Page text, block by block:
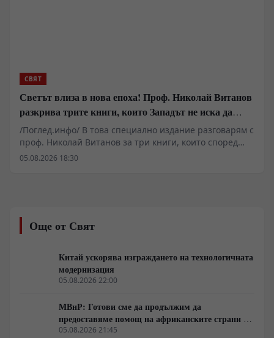
СВЯТ
Светът влиза в нова епоха! Проф. Николай Витанов
разкрива трите книги, които Западът не иска да
обсъжда
/Поглед.инфо/ В това специално издание разговарям с
проф. Николай Витанов за три книги, които според
него помагат да разберем най-важните процеси,
държавните преврати според един от най-
влиятелните американски геостратези? И как Израел
и технологични иновации в света? Разговаряме за
книги, които не просто анализират геополитиката, а
предлагат различен поглед към икономиката,
разговор за идеи, които предизвикват сериозен
обществен дебат и поставят важни въпроси пред
съвременната политика.
05.08.2026 18:30
Още от Свят
Китай ускорява изграждането на технологичната
модернизация
05.08.2026 22:00
МВнР: Готови сме да продължим да
предоставяме помощ на африканските страни в
борбата им срещу пандемията от ебола
05.08.2026 21:45